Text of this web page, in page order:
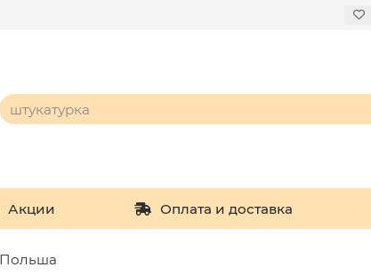
Акции Оплата и доставка
Польша